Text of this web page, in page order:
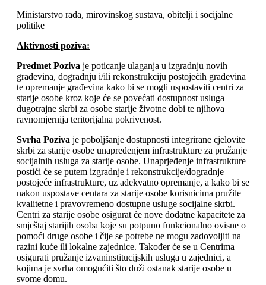
Ministarstvo rada, mirovinskog sustava, obitelji i socijalne
politike
Aktivnosti poziva:
Predmet Poziva je poticanje ulaganja u izgradnju novih
građevina, dogradnju i/ili rekonstrukciju postojećih građevina
te opremanje građevina kako bi se mogli uspostaviti centri za
starije osobe kroz koje će se povećati dostupnost usluga
dugotrajne skrbi za osobe starije životne dobi te njihova
ravnomjernija teritorijalna pokrivenost.
Svrha Poziva je poboljšanje dostupnosti integrirane cjelovite
skrbi za starije osobe unapređenjem infrastrukture za pružanje
socijalnih usluga za starije osobe. Unaprjeđenje infrastrukture
postići će se putem izgradnje i rekonstrukcije/dogradnje
postojeće infrastrukture, uz adekvatno opremanje, a kako bi se
nakon uspostave centara za starije osobe korisnicima pružile
kvalitetne i pravovremeno dostupne usluge socijalne skrbi.
Centri za starije osobe osigurat će nove dodatne kapacitete za
smještaj starijih osoba koje su potpuno funkcionalno ovisne o
pomoći druge osobe i čije se potrebe ne mogu zadovoljiti na
razini kuće ili lokalne zajednice. Također će se u Centrima
osigurati pružanje izvaninstitucijskih usluga u zajednici, a
kojima je svrha omogućiti što duži ostanak starije osobe u
svome domu.